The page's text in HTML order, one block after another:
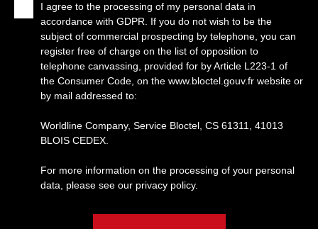
I agree to the processing of my personal data in
accordance with GDPR. If you do not wish to be the
subject of commercial prospecting by telephone, you can
register free of charge on the list of opposition to
telephone canvassing, provided for by Article L223-1 of
the Consumer Code, on the www.bloctel.gouv.fr website or
by mail addressed to:
Worldline Company, Service Bloctel, CS 61311, 41013
BLOIS CEDEX.
For more information on the processing of your personal
data, please see our privacy policy.